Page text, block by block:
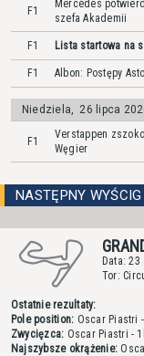
F1
Mercedes
szefa Akademii
F1 Lista startowa na
F1 Albon: Postępy
Niedziela, 26 lipca
F1
Verstappen
Węgier
NASTĘPNY WYŚCIG
Data:
Tor:
Ostatnie rezultaty:
Pole position: Oscar Piastri
Zwycięzca: Oscar Piastri-
Najszybsze okrążenie: